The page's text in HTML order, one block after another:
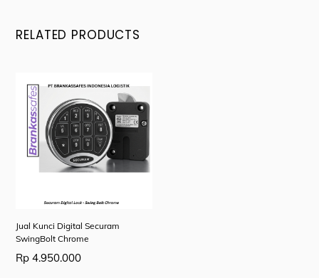
RELATED PRODUCTS
Jual Kunci Digital Securam
SwingBolt Chrome
Rp 4.950.000